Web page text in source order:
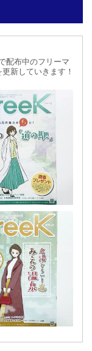
配布中のフリーマ
新していきます！